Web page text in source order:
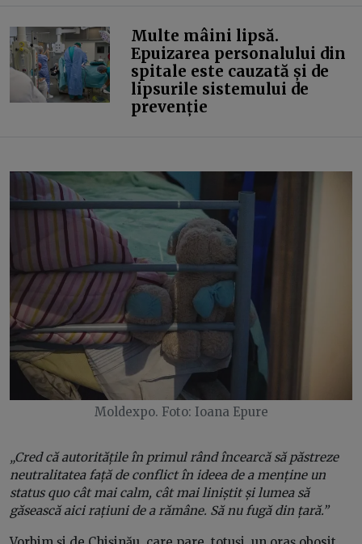
Multe mâini lipsă.
Epuizarea personalului din
spitale este cauzată și de
lipsurile sistemului de
prevenție
Moldexpo. Foto: Ioana Epure
„Cred că autoritățile în primul rând încearcă să păstreze
neutralitatea față de conflict în ideea de a menține un
status quo cât mai calm, cât mai liniștit și lumea să
găsească aici rațiuni de a rămâne. Să nu fugă din țară.”